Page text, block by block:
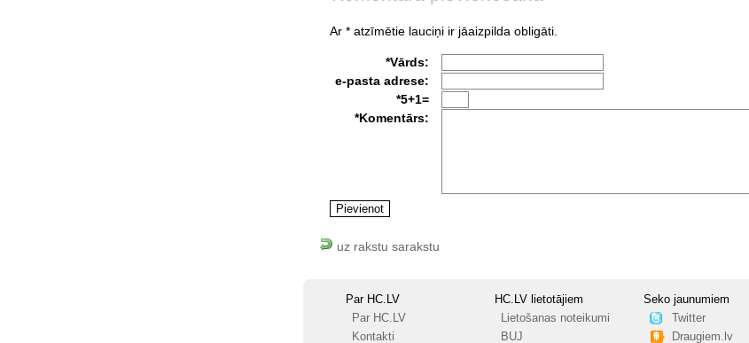
Ar * atzīmētie lauciņi ir jāaizpilda obligāti.
*Vārds:
e-pasta adrese:
*5+1=
*Komentārs:
uz rakstu sarakstu
Par HC.LV
Par HC.LV
Kontakti
HC.LV lietotājiem
Lietošanas noteikumi
BUJ
Seko jaunumiem
Twitter
Draugiem.lv